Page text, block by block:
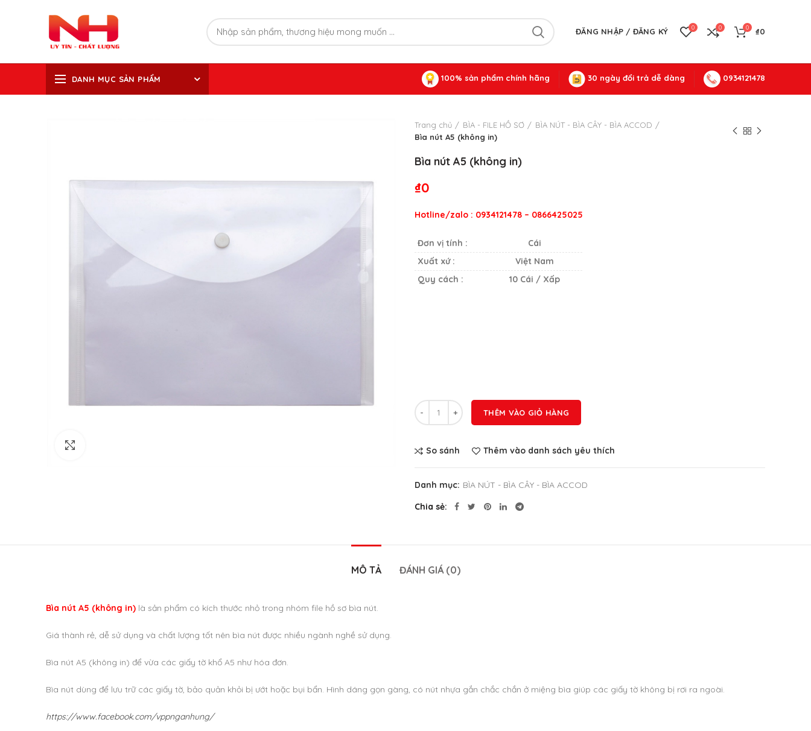
ĐĂNG NHẬP / ĐĂNG KÝ 0 0 0 ₫0
DANH MỤC SẢN PHẨM 100% sản phẩm chính hãng 30 ngày đổi trả dễ dàng 0934121478
Trang chủ BÌA - FILE HỒ SƠ
BÌA NÚT - BÌA CÂY - BÌA ACCOD
Bìa nút A5 (không in)
Bìa nút A5 (không in)
₫0
Hotline/zalo : 0934121478 – 0866425025
Đơn vị tính :
Cái
Xuất xứ :
Việt Nam
Quy cách :
10 Cái / Xấp
Số lượng
THÊM VÀO GIỎ HÀNG
So sánh Thêm vào danh sách yêu thích
Danh mục: BÌA NÚT - BÌA CÂY - BÌA ACCOD
Chia sẻ
MÔ TẢ ĐÁNH GIÁ (0)
Bìa nút A5 (không in) là sản phẩm có kích thước nhỏ trong nhóm file hồ sơ bìa nút.
Giá thành rẻ, dễ sử dụng và chất lượng tốt nên bìa nút được nhiều ngành nghề sử dụng.
Bìa nút A5 (không in) để vừa các giấy tờ khổ A5 như hóa đơn.
Bìa nút dùng để lưu trữ các giấy tờ, bảo quản khỏi bị ướt hoặc bụi bẩn. Hình dáng gọn gàng, có nút nhựa gắn chắc chắn ở miệng bìa giúp các giấy tờ không bị rơi ra ngoài.
https://www.facebook.com/vppnganhung/